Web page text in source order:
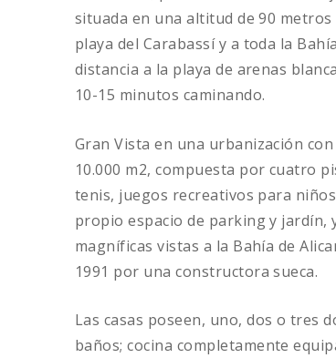
situada en una altitud de 90
playa del Carabassí y a toda la
distancia a la playa de arenas
10-15 minutos caminando.
Gran Vista en una urbanización
10.000 m2, compuesta por cuatro
tenis, juegos recreativos para
propio espacio de parking y jardín,
magníficas vistas a la Bahía de
1991 por una constructora sueca.
Las casas poseen, uno, dos o tres
baños; cocina completamente